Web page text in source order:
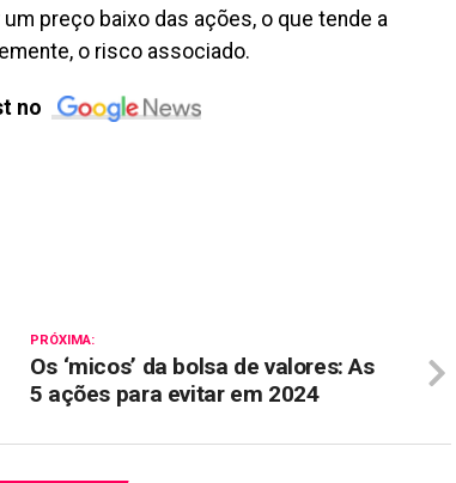
preço baixo das ações, o que tende a
o risco associado.
no
PRÓXIMA:
Os ‘micos’ da bolsa de valores: As
5 ações para evitar em 2024